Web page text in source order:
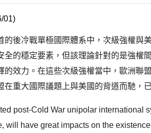
01)
的後冷戰單極國際體系中，次級強權與
全的穩定要素，但該理論針對的是強權
的效力。在這些次級強權當中，歐洲聯
在重大國際議題上與美國的背道而馳，
post-Cold War unipolar international
will have great impacts on the